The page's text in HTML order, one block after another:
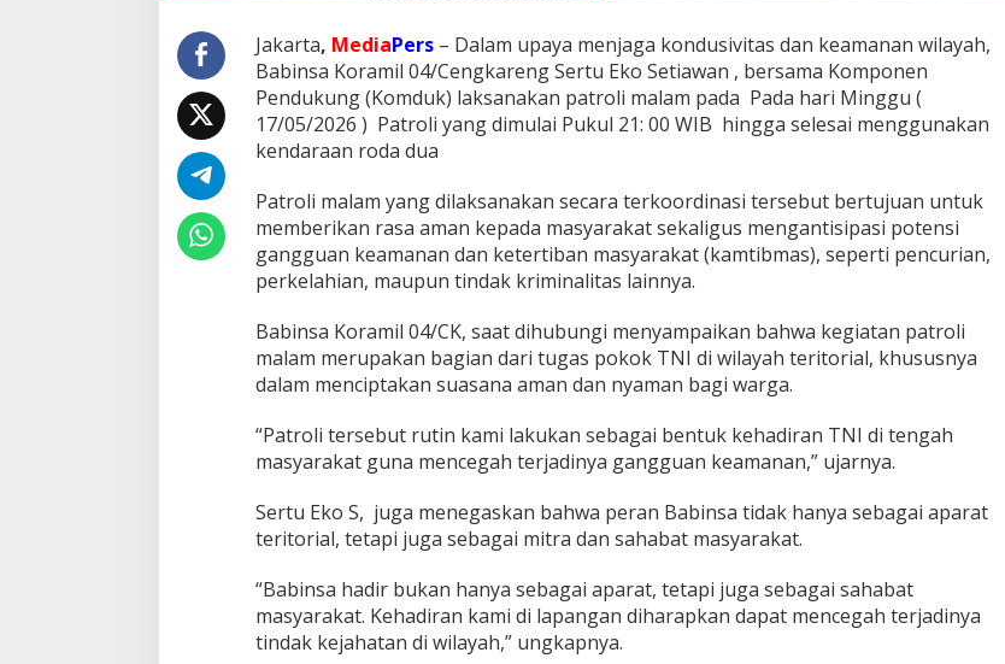
Jakarta, MediaPers – Dalam upaya menjaga kondusivitas dan keamanan wilayah,
Babinsa Koramil 04/Cengkareng Sertu Eko Setiawan , bersama Komponen
Pendukung (Komduk) laksanakan patroli malam pada Pada hari Minggu (
17/05/2026 ) Patroli yang dimulai Pukul 21: 00 WIB hingga selesai menggunakan
kendaraan roda dua
Patroli malam yang dilaksanakan secara terkoordinasi tersebut bertujuan untuk
memberikan rasa aman kepada masyarakat sekaligus mengantisipasi potensi
gangguan keamanan dan ketertiban masyarakat (kamtibmas), seperti pencurian,
perkelahian, maupun tindak kriminalitas lainnya.
Babinsa Koramil 04/CK, saat dihubungi menyampaikan bahwa kegiatan patroli
malam merupakan bagian dari tugas pokok TNI di wilayah teritorial, khususnya
dalam menciptakan suasana aman dan nyaman bagi warga.
“Patroli tersebut rutin kami lakukan sebagai bentuk kehadiran TNI di tengah
masyarakat guna mencegah terjadinya gangguan keamanan,” ujarnya.
Sertu Eko S, juga menegaskan bahwa peran Babinsa tidak hanya sebagai aparat
teritorial, tetapi juga sebagai mitra dan sahabat masyarakat.
“Babinsa hadir bukan hanya sebagai aparat, tetapi juga sebagai sahabat
masyarakat. Kehadiran kami di lapangan diharapkan dapat mencegah terjadinya
tindak kejahatan di wilayah,” ungkapnya.